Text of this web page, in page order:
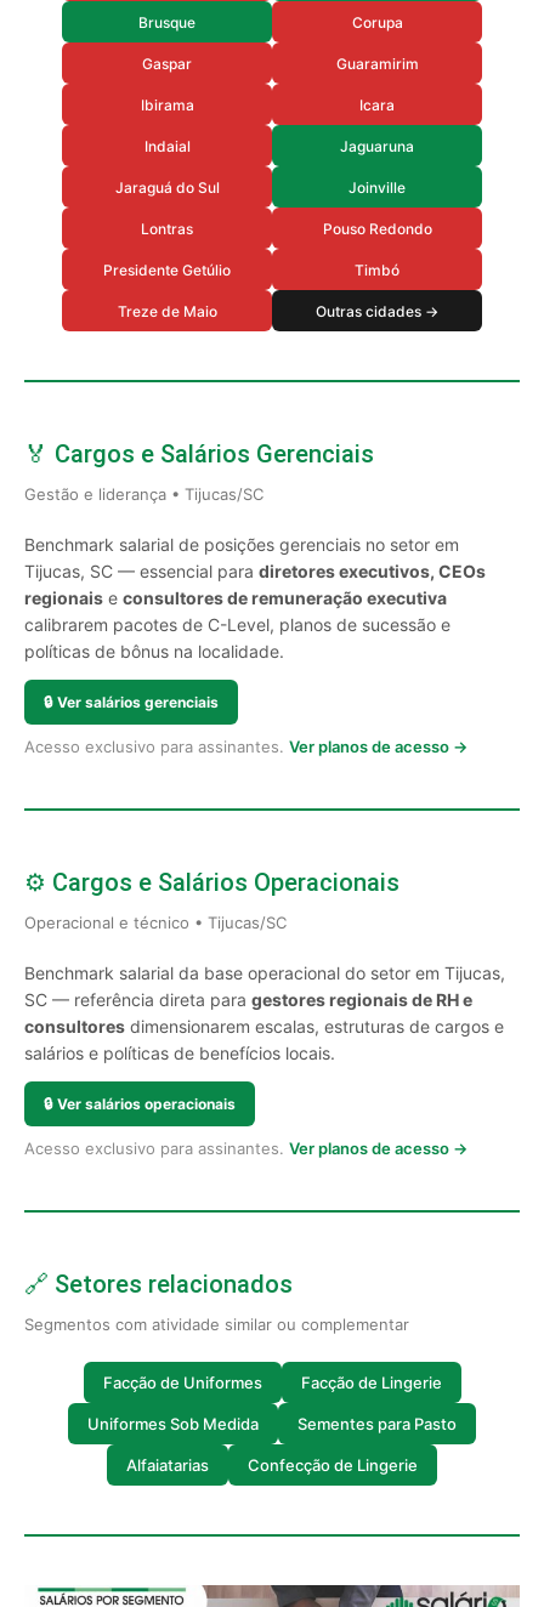
Brusque Corupa
Gaspar Guaramirim
Ibirama Icara
Indaial Jaguaruna
Jaraguá do Sul Joinville
Lontras Pouso Redondo
Presidente Getúlio Timbó
Treze de Maio Outras cidades →
🏅 Cargos e Salários Gerenciais
Gestão e liderança • Tijucas/SC
Benchmark salarial de posições gerenciais no setor em
Tijucas, SC — essencial para diretores executivos, CEOs
regionais e consultores de remuneração executiva
calibrarem pacotes de C-Level, planos de sucessão e
políticas de bônus na localidade.
🔒 Ver salários gerenciais
Acesso exclusivo para assinantes. Ver planos de acesso →
⚙️ Cargos e Salários Operacionais
Operacional e técnico • Tijucas/SC
Benchmark salarial da base operacional do setor em Tijucas,
SC — referência direta para gestores regionais de RH e
consultores dimensionarem escalas, estruturas de cargos e
salários e políticas de benefícios locais.
🔒 Ver salários operacionais
Acesso exclusivo para assinantes. Ver planos de acesso →
🔗 Setores relacionados
Segmentos com atividade similar ou complementar
Facção de Uniformes Facção de Lingerie
Uniformes Sob Medida Sementes para Pasto
Alfaiatarias Confecção de Lingerie